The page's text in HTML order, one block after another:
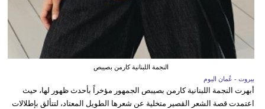
النجمة اللبنانية كارمن بصيبص
بيروت - عُمان اليوم
أبهرت النجمة اللبنانية كارمن بصيبص الجمهور مؤخراً بأحدث ظهور لها، حيث
اعتمدت قصة الشعر القصير متخلية عن شعرها الطويل المعتاد، لتتألق بإطلالات